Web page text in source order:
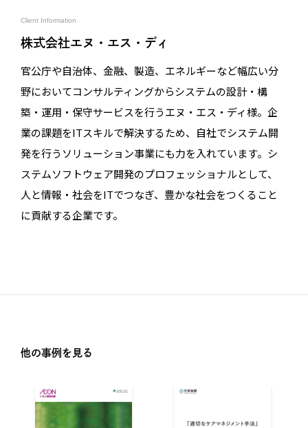
Client Information
株式会社エヌ・エス・ディ
官公庁や自治体、金融、製造、エネルギーなど幅広い分
野においてコンサルティングからシステムの設計・構
築・運用・保守サービスを行うエヌ・エス・ディ様。企
業の課題をITスキルで解決するため、自社でシステム開
発を行うソリューション事業にも力を入れています。シ
ステムソフトウェア開発のプロフェッショナルとして、
人と情報・社会をITでつなぎ、豊かな社会をつくること
に貢献する企業です。
他の事例を見る